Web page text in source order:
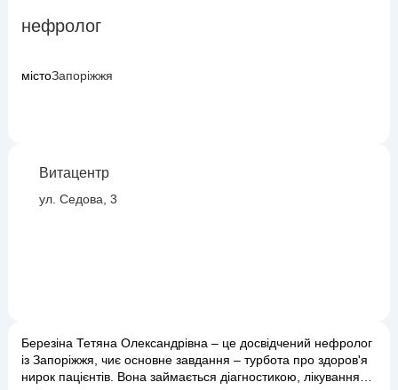
нефролог
містоЗапоріжжя
Витацентр
ул. Седова, 3
Березіна Тетяна Олександрівна – це досвідчений нефролог
із Запоріжжя, чиє основне завдання – турбота про здоров'я
нирок пацієнтів. Вона займається діагностикою, лікуванням